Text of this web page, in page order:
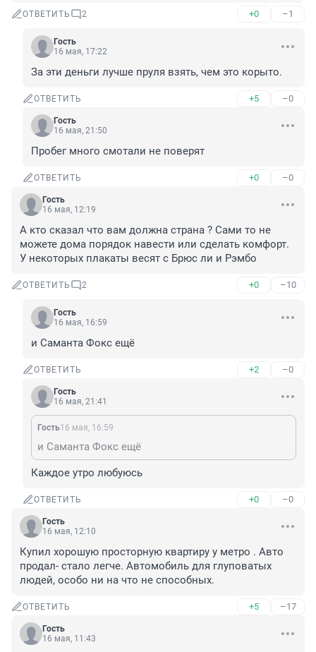
ОТВЕТИТЬ 2 +0 –1
Гость
16 мая, 17:22
За эти деньги лучше пруля взять, чем это корыто.
ОТВЕТИТЬ +5 –0
Гость
16 мая, 21:50
Пробег много смотали не поверят
ОТВЕТИТЬ +0 –0
Гость
16 мая, 12:19
А кто сказал что вам должна страна ? Сами то не
можете дома порядок навести или сделать комфорт.
У некоторых плакаты весят с Брюс ли и Рэмбо
ОТВЕТИТЬ 2 +0 –10
Гость
16 мая, 16:59
и Саманта Фокс ещё
ОТВЕТИТЬ +2 –0
Гость
16 мая, 21:41
Гость16 мая, 16:59
и Саманта Фокс ещё
Каждое утро любуюсь
ОТВЕТИТЬ +0 –0
Гость
16 мая, 12:10
Купил хорошую просторную квартиру у метро . Авто
продал- стало легче. Автомобиль для глуповатых
людей, особо ни на что не способных.
ОТВЕТИТЬ +5 –17
Гость
16 мая, 11:43